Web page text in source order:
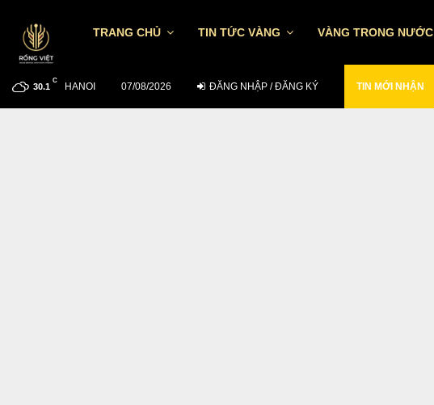
TRANG CHỦ TIN TỨC VÀNG VÀNG TRONG NƯỚC
30.1
C
HANOI 07/08/2026 ĐĂNG NHẬP / ĐĂNG KÝ TIN MỚI NHẬN
CẬP NHẬT GIÁ VÀNG SÁNG 6/8: THẾ…